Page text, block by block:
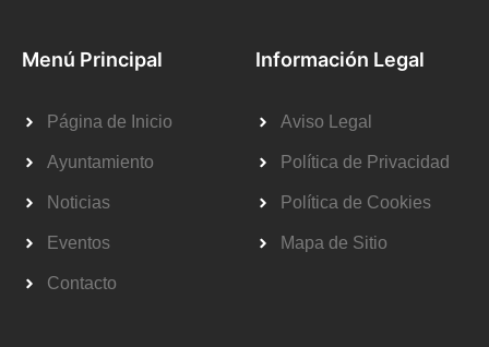
Menú Principal
Página de Inicio
Ayuntamiento
Noticias
Eventos
Contacto
Información Legal
Aviso Legal
Política de Privacidad
Política de Cookies
Mapa de Sitio